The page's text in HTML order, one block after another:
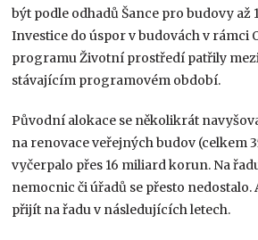
být podle odhadů Šance pro budovy až
Investice do úspor v budovách v rámci
programu Životní prostředí patřily
stávajícím programovém období.
Původní alokace se několikrát
na renovace veřejných budov (celkem
vyčerpalo přes 16 miliard korun. Na
nemocnic či úřadů se přesto nedostalo.
přijít na řadu v následujících letech.